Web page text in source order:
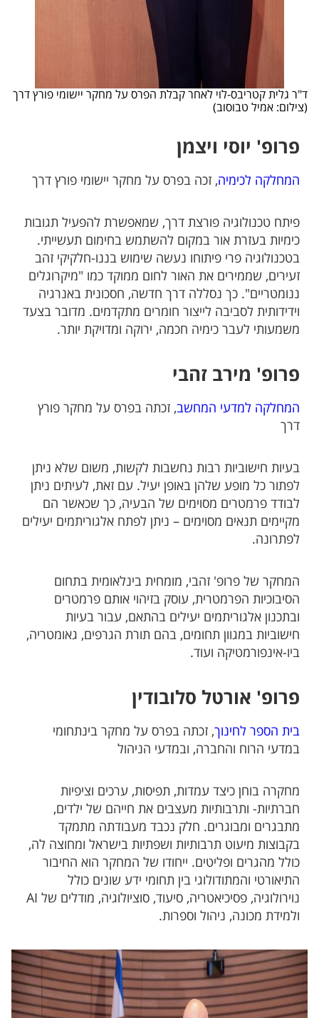
ד"ר גלית קטריבס-לוי לאחר קבלת הפרס על מחקר יישומי פורץ דרך
(צילום: אמיל טבוסוב)
פרופ' יוסי ויצמן
המחלקה לכימיה, זכה בפרס על מחקר יישומי פורץ דרך
פיתח טכנולוגיה פורצת דרך, שמאפשרת להפעיל תגובות
כימיות בעזרת אור במקום להשתמש בחימום תעשייתי.
בטכנולוגיה פרי פיתוחו נעשה שימוש בננו-חלקיקי זהב
זעירים, שממירים את האור לחום ממוקד כמו "מיקרוגלים
ננומטריים". כך נסללה דרך חדשה, חסכונית באנרגיה
וידידותית לסביבה לייצור חומרים מתקדמים. מדובר בצעד
משמעותי לעבר כימיה חכמה, ירוקה ומדויקת יותר.
פרופ' מירב זהבי
המחלקה למדעי המחשב, זכתה בפרס על מחקר פורץ
דרך
בעיות חישוביות רבות נחשבות לקשות, משום שלא ניתן
לפתור כל מופע שלהן באופן יעיל. עם זאת, לעיתים ניתן
לבודד פרמטרים מסוימים של הבעיה, כך שכאשר הם
מקיימים תנאים מסוימים – ניתן לפתח אלגוריתמים יעילים
לפתרונה.
המחקר של פרופ' זהבי, מומחית בינלאומית בתחום
הסיבוכיות הפרמטרית, עוסק בזיהוי אותם פרמטרים
ובתכנון אלגוריתמים יעילים בהתאם, עבור בעיות
חישוביות במגוון תחומים, בהם תורת הגרפים, גאומטריה,
ביו-אינפורמטיקה ועוד.
פרופ' אורטל סלובודין
בית הספר לחינוך, זכתה בפרס על מחקר בינתחומי
במדעי הרוח והחברה, ובמדעי הניהול
מחקרה בוחן כיצד עמדות, תפיסות, ערכים וציפיות
חברתיות- ותרבותיות מעצבים את חייהם של ילדים,
מתבגרים ומבוגרים. חלק נכבד מעבודתה מתמקד
בקבוצות מיעוט תרבותיות ושפתיות בישראל ומחוצה לה,
כולל מהגרים ופליטים. ייחודו של המחקר הוא החיבור
התיאורטי והמתודולוגי בין תחומי ידע שונים כולל
נוירולוגיה, פסיכיאטריה, סיעוד, סוציולוגיה, מודלים של AI
ולמידת מכונה, ניהול וספרות.